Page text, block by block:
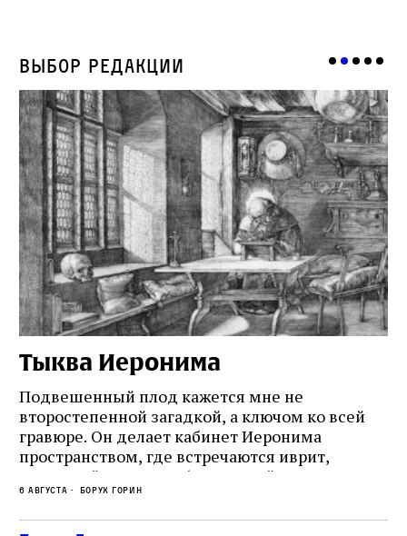
Выбор редакции
Тыква Иеронима
Подвешенный плод кажется мне не
второстепенной загадкой, а ключом ко всей
гравюре. Он делает кабинет Иеронима
пространством, где встречаются иврит,
греческий и латынь; буквальный смысл и
церковная традиция; филологическая
точность и понятность; переводчик,
6 августа Борух Горин